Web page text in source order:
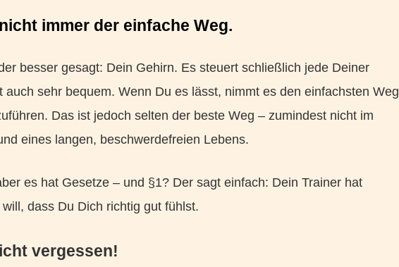
immer der einfache Weg.
besser gesagt: Dein Gehirn. Es steuert schließlich jede Deiner
auch sehr bequem. Wenn Du es lässt, nimmt es den einfachsten Weg
Das ist jedoch selten der beste Weg – zumindest nicht im
eines langen, beschwerdefreien Lebens.
es hat Gesetze – und §1? Der sagt einfach: Dein Trainer hat
dass Du Dich richtig gut fühlst.
vergessen!